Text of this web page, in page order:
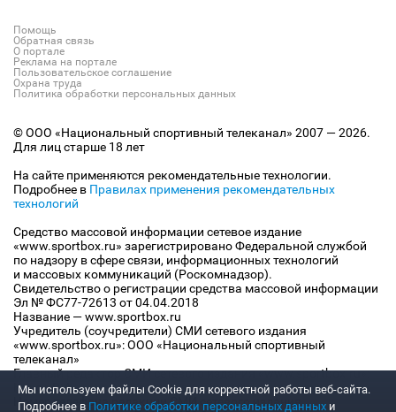
Помощь
Обратная связь
О портале
Реклама на портале
Пользовательское соглашение
Охрана труда
Политика обработки персональных данных
© ООО «Национальный спортивный телеканал» 2007 — 2026.
Для лиц старше 18 лет
На сайте применяются рекомендательные технологии.
Подробнее в Правилах применения рекомендательных
технологий
Средство массовой информации сетевое издание
«www.sportbox.ru» зарегистрировано Федеральной службой
по надзору в сфере связи, информационных технологий
и массовых коммуникаций (Роскомнадзор).
Свидетельство о регистрации средства массовой информации
Эл № ФС77-72613 от 04.04.2018
Название — www.sportbox.ru
Учредитель (соучредители) СМИ сетевого издания
«www.sportbox.ru»: ООО «Национальный спортивный
телеканал»
Главный редактор СМИ сетевого издания «www.sportbox.ru»:
Конов В.А.
Номер телефона редакции СМИ сетевого издания
Мы используем файлы Сookie для корректной работы веб-сайта.
Подробнее в Политике обработки персональных данных и